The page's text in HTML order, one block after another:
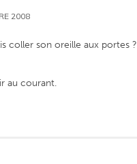
2008
coller son oreille aux portes ?
au courant.